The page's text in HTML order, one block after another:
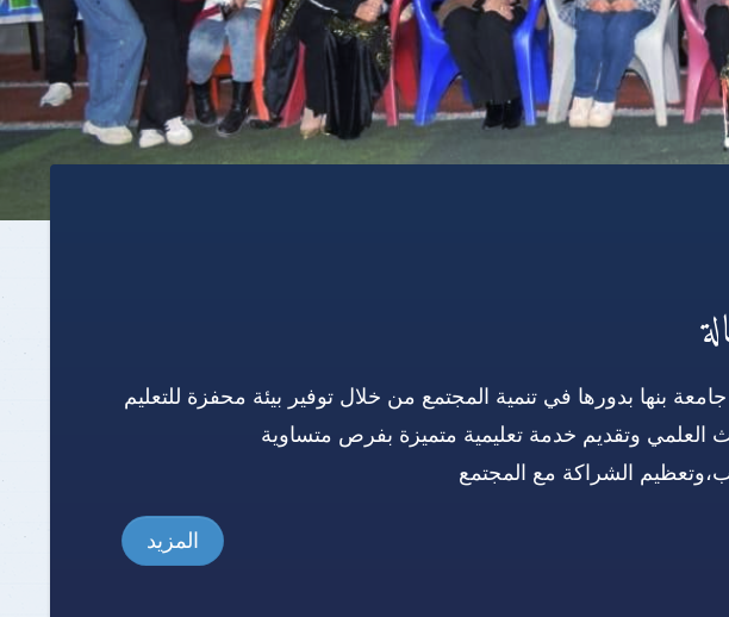
جامعة بنها بدورها في تنمية المجتمع من خلال توفير بيئة محفزة للتعليم
العلمي وتقديم خدمة تعليمية متميزة بفرص متساوية
الشراكة مع المجتمع
المزيد